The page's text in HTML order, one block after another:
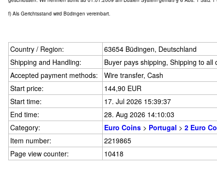
f) Als Gerichtsstand wird Büdingen vereinbart.
Country / Region:
63654 Büdingen, Deutschland
Shipping and Handling:
Buyer pays shipping, Shipping to all
Accepted payment methods:
Wire transfer, Cash
Start price:
144,90 EUR
Start time:
17. Jul 2026 15:39:37
End time:
28. Aug 2026 14:10:03
Category:
Euro Coins > Portugal > 2 Euro
Item number:
2219865
Page view counter:
10418